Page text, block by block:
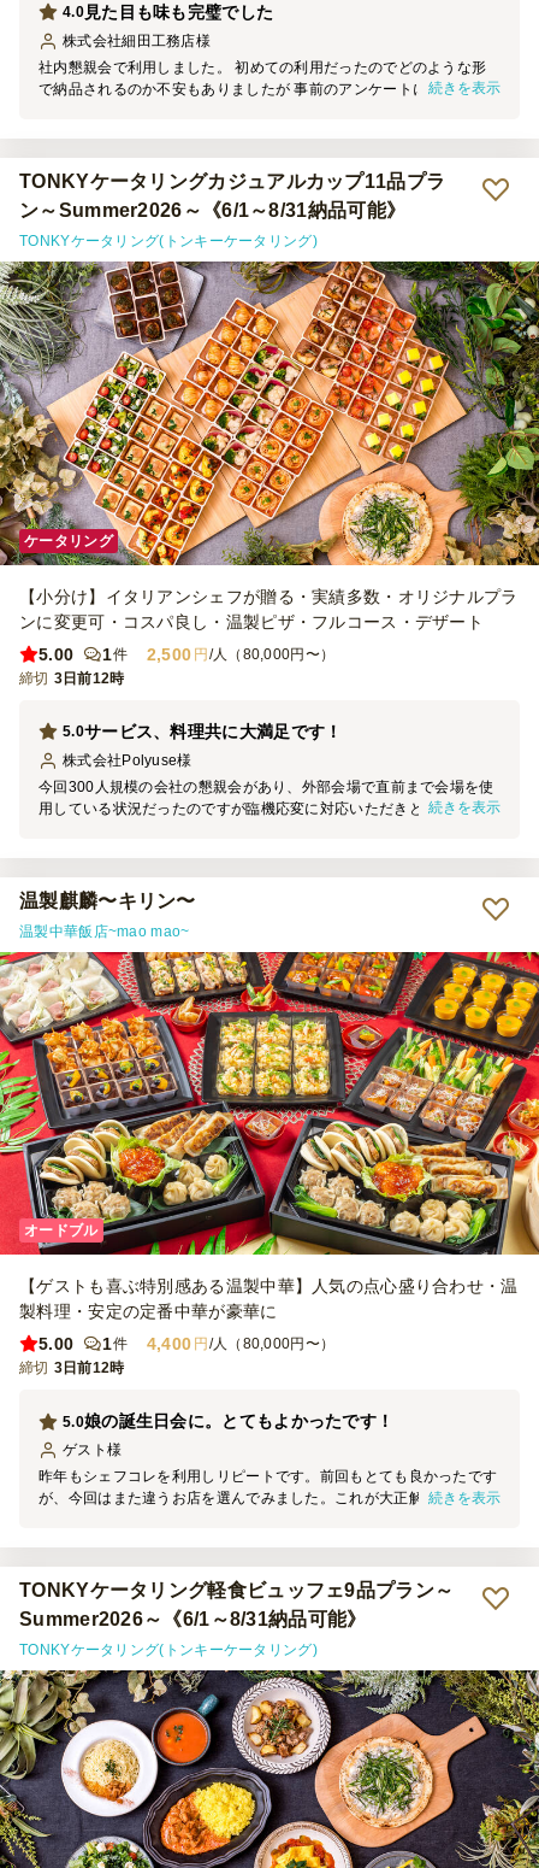
見た目も味も完璧でした
4.0
株式会社細田工務店様
社内懇親会で利用しました。 初めての利用だったのでどのような形
で納品されるのか不安もありましたが 事前のアンケートに回答した
るくらいでちょうど良かったです。 ドリンクの提供もスムーズで助
かりました。 ありがとうございました。
続きを表示
TONKYケータリングカジュアルカップ11品プラ
ン～Summer2026～《6/1～8/31納品可能》
TONKYケータリング(トンキーケータリング)
ケータリング
【小分け】イタリアンシェフが贈る・実績多数・オリジナルプラ
ンに変更可・コスパ良し・温製ピザ・フルコース・デザート
5.00
1件 2,500 円/人（80,000円〜）
締切 3日前12時
サービス、料理共に大満足です！
5.0
株式会社Polyuse様
今回300人規模の会社の懇親会があり、外部会場で直前まで会場を使
用している状況だったのですが臨機応変に対応いただきとても助かり
列ができるほどの人気でした。 スタッフの方は若い方が多かったで
すが、皆様とても礼儀正しくお客様への対応もしっかりとしていただ
いていて有難かったです。 来年も担当になりましたら是非お願いし
たいと思います。 今回はどうもありがとうございました。
続きを表示
温製麒麟〜キリン〜
温製中華飯店~mao mao~
オードブル
【ゲストも喜ぶ特別感ある温製中華】人気の点心盛り合わせ・温
製料理・安定の定番中華が豪華に
5.00
1件 4,400 円 /人（80,000円〜）
締切 3日前12時
娘の誕生日会に。とてもよかったです！
5.0
ゲスト 様
昨年もシェフコレを利用しリピートです。前回もとても良かったです
が、今回はまた違うお店を選んでみました。これが大正解！見た目も
が盛り上がって良いです。また利用します！
続きを表示
TONKYケータリング軽食ビュッフェ9品プラン～
Summer2026～《6/1～8/31納品可能》
TONKYケータリング(トンキーケータリング)